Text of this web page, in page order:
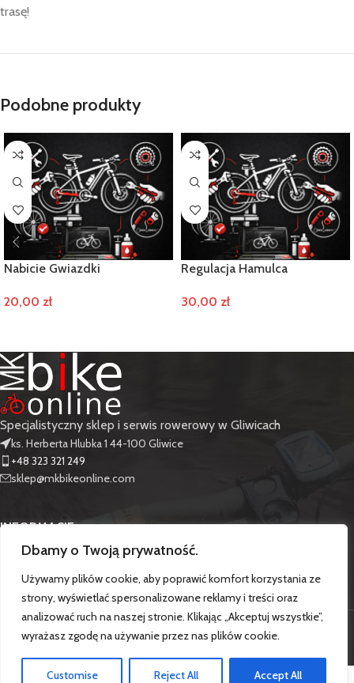
Dbamy o Twoją prywatność.
Używamy plików cookie, aby poprawić komfort korzystania ze
strony, wyświetlać spersonalizowane reklamy i treści oraz
analizować ruch na naszej stronie. Klikając „Akceptuj wszystkie”,
wyrażasz zgodę na używanie przez nas plików cookie.
Customise Reject All Accept All
trasę!
Podobne produkty
Nabicie Gwiazdki
20,00 zł
Regulacja Hamulca
30,00 zł
Specjalistyczny sklep i serwis rowerowy w Gliwicach
ks. Herberta Hlubka 1 44-100 Gliwice
+48 323 321 249
sklep@mkbikeonline.com
INFORMACJE
PRODUKTY
CopyrightMkBikeOnlinetheme2026.